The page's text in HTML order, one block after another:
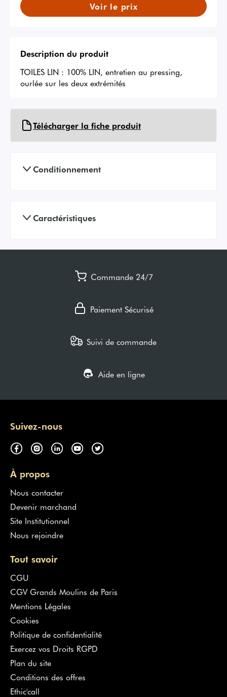
Voir le prix
Description du produit
TOILES LIN : 100% LIN, entretien au pressing,
ourlée sur les deux extrémités
Télécharger la fiche produit
Conditionnement
Caractéristiques
Commande 24/7
Paiement Sécurisé
Suivi de commande
Aide en ligne
Suivez-nous
À propos
Nous contacter
Devenir marchand
Site Institutionnel
Nous rejoindre
Tout savoir
CGU
CGV Grands Moulins de Paris
Mentions Légales
Cookies
Politique de confidentialité
Exercez vos Droits RGPD
Plan du site
Conditions des offres
Ethic'call